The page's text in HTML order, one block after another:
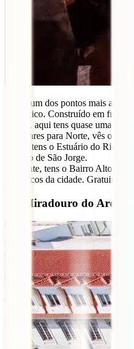
Este é um dos pontos mais altos
romântico. Construído em frente
Monte, aqui tens quase uma
Se olhares para Norte, vês o
A Sul, tens o Estuário do Rio
Castelo de São Jorge.
A poente, tens o Bairro Alto, um
pitorescos da cidade. Gratuito.
5 – Miradouro do Arco